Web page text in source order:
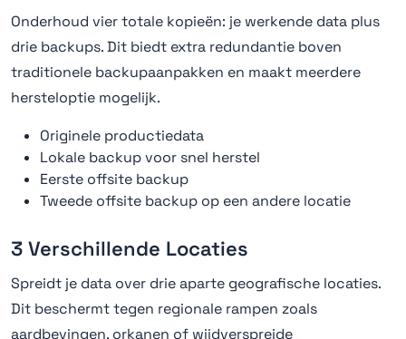
Onderhoud vier totale kopieën: je werkende data plus
drie backups. Dit biedt extra redundantie boven
traditionele backupaanpakken en maakt meerdere
hersteloptie mogelijk.
Originele productiedata
Lokale backup voor snel herstel
Eerste offsite backup
Tweede offsite backup op een andere locatie
3 Verschillende Locaties
Spreidt je data over drie aparte geografische locaties.
Dit beschermt tegen regionale rampen zoals
aardbevingen, orkanen of wijdverspreide